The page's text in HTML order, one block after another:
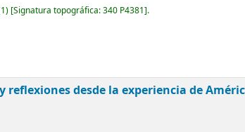
Signatura topográfica:340 P4381 .
desde la experiencia de